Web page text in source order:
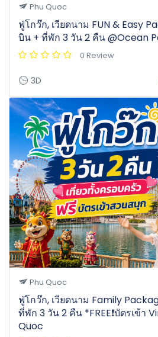
Phu Quoc
ฟู่โกว๊ก, เวียดนาม FUN & Easy
บิน + ที่พัก 3 วัน 2 คืน @Ocean
0 Review
3D
Phu Quoc
ฟู่โกว๊ก, เวียดนาม Family
ที่พัก 3 วัน 2 คืน *FREE❗️บัตรเข้า
Quoc